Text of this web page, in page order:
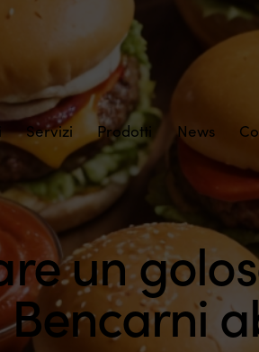
Servizi Prodotti News
un
Bencarni